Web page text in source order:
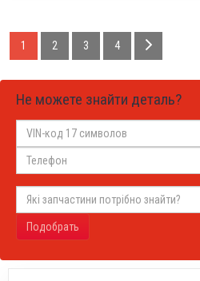
1 2 3 4
Не можете знайти деталь?
Подобрать